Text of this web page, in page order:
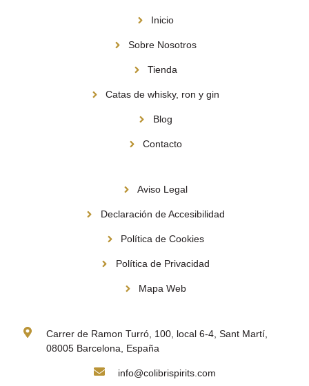
Inicio
Sobre Nosotros
Tienda
Catas de whisky, ron y gin
Blog
Contacto
Aviso Legal
Declaración de Accesibilidad
Política de Cookies
Política de Privacidad
Mapa Web
Carrer de Ramon Turró, 100, local 6-4, Sant Martí,
08005 Barcelona, España
info@colibrispirits.com